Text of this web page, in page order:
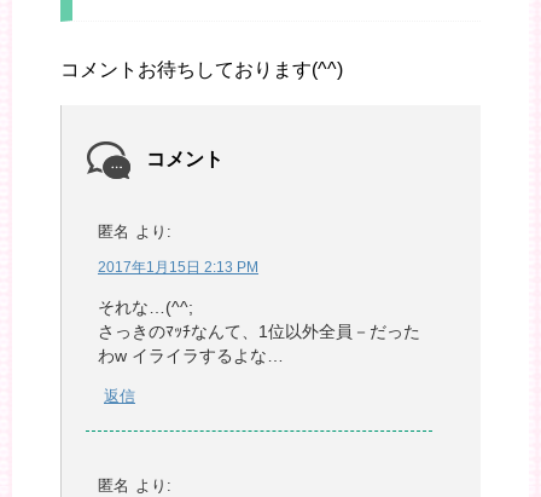
コメントお待ちしております(^^)
コメント
匿名 より:
2017年1月15日 2:13 PM
それな…(^^;
さっきのﾏｯﾁなんて、1位以外全員－だった
わw イライラするよな…
返信
匿名 より: